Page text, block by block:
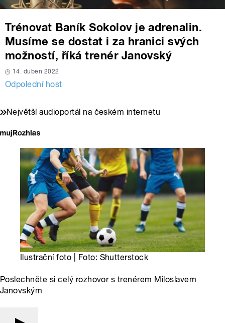
Trénovat Baník Sokolov je adrenalin.
Musíme se dostat i za hranici svých
možností, říká trenér Janovský
14. duben 2022
Odpolední host
Největší audioportál na českém internetu
Ilustrační foto | Foto: Shutterstock
Poslechněte si celý rozhovor s trenérem Miloslavem
Janovským